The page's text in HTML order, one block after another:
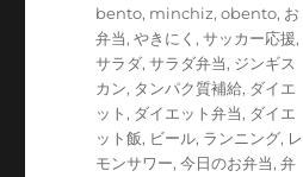
ゴ
リ
タ
グ
bento, minchiz,obento, お
弁当,やきにく ,サッカー応援,
サラダ,サラダ弁当, ジンギス
カン, タンパク質補給, ダイエ
ット , ダイエット弁当, ダイエ
ット飯, ビール, ランニング, レ
モンサワー,今日のお弁当,弁